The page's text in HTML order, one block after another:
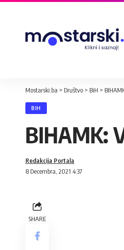
Mostarski.ba > Društvo > BiH >
BIH
BIHAMK:
8 Decembra, 2021 4:37
Redakcija Portala
SHARE